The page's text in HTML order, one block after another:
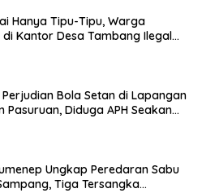
Hanya Tipu-Tipu, Warga
Kantor Desa Tambang Ilegal
Bola Setan di Lapangan
Pasuruan, Diduga APH Seakan
Ungkap Peredaran Sabu
Tiga Tersangka